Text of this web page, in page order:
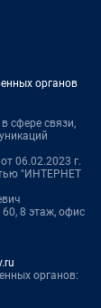
органов
сфере связи,
06.02.2023 г.
"ИНТЕРНЕТ
60, 8 этаж, офис
органов: